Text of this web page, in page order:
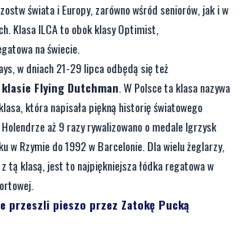
świata i Europy, zarówno wśród seniorów, jak i w
Klasa ILCA to obok klasy Optimist,
na świecie.
w dniach 21-29 lipca odbędą się też
Flying Dutchman . W Polsce ta klasa nazywa
która napisała piękną historię światowego
aż 9 razy rywalizowano o medale Igrzysk
w Rzymie do 1992 w Barcelonie. Dla wielu żeglarzy,
tą klasą, jest to najpiękniejsza łódka regatowa w
przeszli pieszo przez Zatokę Pucką